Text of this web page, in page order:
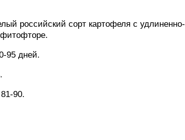
российский сорт картофеля с удлиненно-
95 дней.
90.